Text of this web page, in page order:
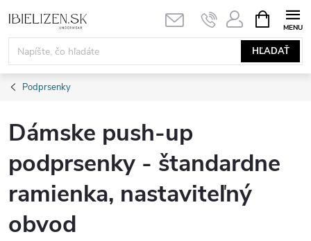
na
obsah
HĽADAŤ
KOŠÍK
Podprsenky
Dámske push-up
podprsenky - štandardne
ramienka, nastaviteľný
obvod